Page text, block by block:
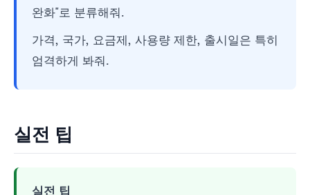
완화"로 분류해줘.
가격, 국가, 요금제, 사용량 제한, 출시일은 특히
엄격하게 봐줘.
실전 팁
실전 팁